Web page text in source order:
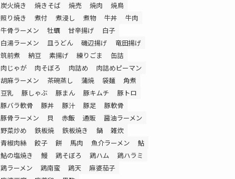
炭火焼き
焼きそば 焼売 焼肉
焼鳥
照り焼き
煮付 煮浸し 煮物 牛丼
牛肉
牛骨ラーメン
牡蠣 甘辛揚げ
白子
白湯ラーメン
皿うどん 磯辺揚げ
竜田揚げ
筑前煮
納豆 素揚げ 練りごま
缶詰
肉じゃが
肉そぼろ 肉詰め
肉詰めピーマン
胡麻ラーメン
茶碗蒸し 蒲焼 袋麺
角煮
豆乳
豚しゃぶ 豚まん 豚キムチ
豚トロ
豚バラ軟骨
豚丼 豚汁 豚足
豚軟骨
豚骨ラーメン
貝 赤飯 通販
醤油ラーメン
野菜炒め
鉄板焼 鉄板焼き 鍋
雑炊
青椒肉絲
餃子 餅 馬肉 魚介ラーメン
鮎
鮎の塩焼き
鰻 鶏そぼろ 鶏ハム
鶏ハラミ
鶏ラーメン
鶏南蛮 鶏天
麻婆茄子